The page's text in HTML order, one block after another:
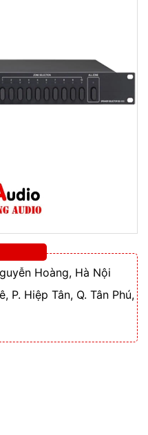
Hoàng, Hà Nội
P. Hiệp Tân, Q. Tân Phú,